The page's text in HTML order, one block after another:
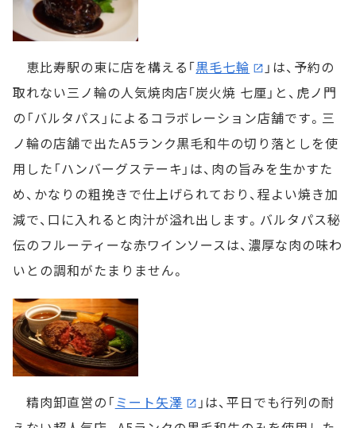
恵比寿駅の東に店を構える「黒毛七輪
」は、予約の
取れない三ノ輪の人気焼肉店「炭火焼 七厘」と、虎ノ門
の「バルタパス」によるコラボレーション店舗です。三
ノ輪の店舗で出たA5ランク黒毛和牛の切り落としを使
用した「ハンバーグステーキ」は、肉の旨みを生かすた
め、かなりの粗挽きで仕上げられており、程よい焼き加
減で、口に入れると肉汁が溢れ出します。バルタパス秘
伝のフルーティーな赤ワインソースは、濃厚な肉の味わ
いとの調和がたまりません。
精肉卸直営の「ミート矢澤
」は、平日でも行列の耐